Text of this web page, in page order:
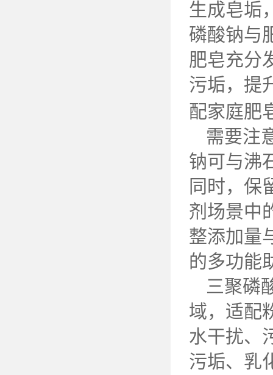
生成皂垢
磷酸钠与
肥皂充分
污垢，提
配家庭肥
需要注
钠可与沸
同时，保
剂场景中
整添加量
的多功能
三聚磷
域，适配
水干扰、
污垢、乳